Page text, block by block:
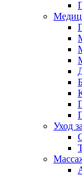
Уход